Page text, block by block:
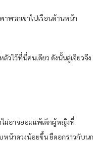
าพวกเขาไปเรือนด้านหน้า
วไว้ที่นี่คนเดียว ดังนั้นลู่เจียวจึง
ไม่อาจยอมแพ้เด็กผู้หญิงที่
บหน้าดวงน้อยขึ้น ยืดอกราวกับนก